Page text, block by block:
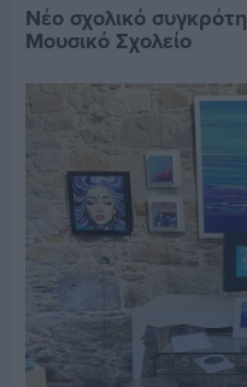
Νέο σχολικό
Μουσικό Σχολείο